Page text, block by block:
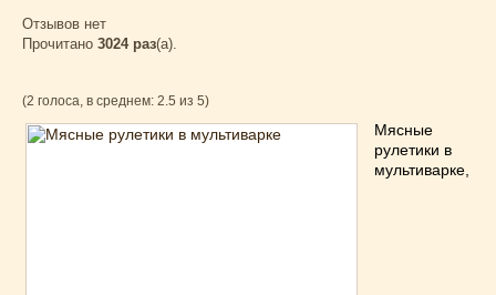
Отзывов нет
Прочитано 3024 раз(a).
(2 голоса, в среднем: 2.5 из 5)
Мясные
рулетики в
мультиварке,